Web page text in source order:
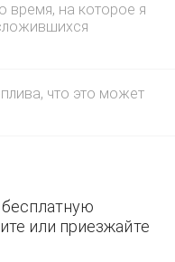
время, на которое я
что это может
или приезжайте